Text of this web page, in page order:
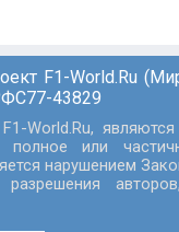
F1-World.Ru
43829
World.Ru,
полное или
нарушением